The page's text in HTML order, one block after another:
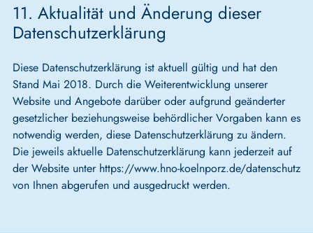
11. Aktualität und Änderung dieser
Datenschutzerklärung
Diese Datenschutzerklärung ist aktuell gültig und hat den
Stand Mai 2018. Durch die Weiterentwicklung unserer
Website und Angebote darüber oder aufgrund geänderter
gesetzlicher beziehungsweise behördlicher Vorgaben kann es
notwendig werden, diese Datenschutzerklärung zu ändern.
Die jeweils aktuelle Datenschutzerklärung kann jederzeit auf
der Website unter https://www.hno-koelnporz.de/datenschutz
von Ihnen abgerufen und ausgedruckt werden.